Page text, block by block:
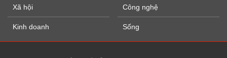
Xã hội
Kinh doanh
Công nghệ
Sống